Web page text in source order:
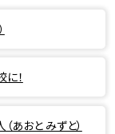
！
あおと みずと）